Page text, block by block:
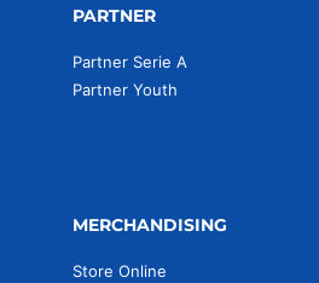
PARTNER
Partner Serie A
Partner Youth
MERCHANDISING
Store Online